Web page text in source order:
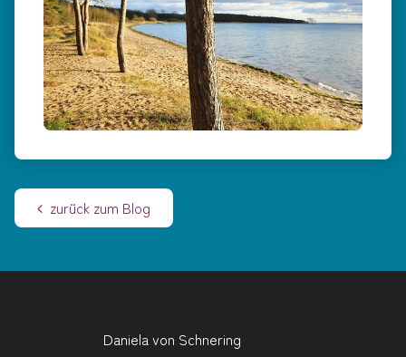
Mediale Beratung
Heilwanderung
Angebot der Woche
 zurück zum Blog
Danielavon Schnering